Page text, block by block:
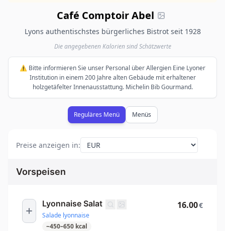
Café Comptoir Abel
Lyons authentischstes bürgerliches Bistrot seit 1928
Die angegebenen Kalorien sind Schätzwerte
⚠️ Bitte informieren Sie unser Personal über Allergien Eine Lyoner
Institution in einem 200 Jahre alten Gebäude mit erhaltener
holzgetäfelter Innenausstattung. Michelin Bib Gourmand.
Reguläres Menü Menüs
Preise anzeigen in:
Vorspeisen
Lyonnaise Salat
Salade lyonnaise
~450–650 kcal
16.00€